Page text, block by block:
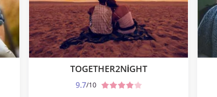
TOGETHER2NIGHT
9.7/10